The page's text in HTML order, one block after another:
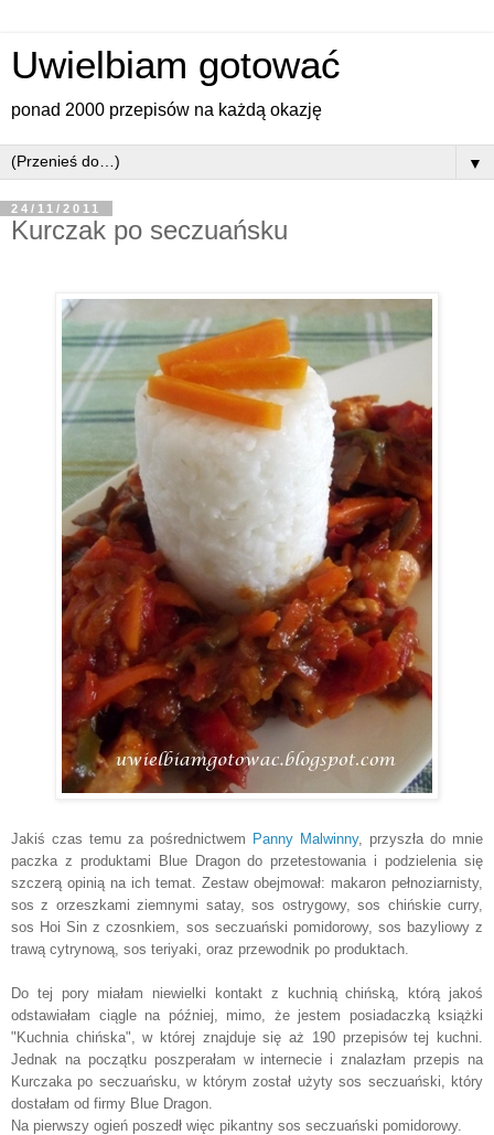
Uwielbiam gotować
ponad 2000 przepisów na każdą okazję
▼
24/11/2011
Kurczak po seczuańsku
Jakiś czas temu za pośrednictwem Panny Malwinny, przyszła do mnie
paczka z produktami Blue Dragon do przetestowania i podzielenia się
szczerą opinią na ich temat. Zestaw obejmował: makaron pełnoziarnisty,
sos z orzeszkami ziemnymi satay, sos ostrygowy, sos chińskie curry,
sos Hoi Sin z czosnkiem, sos seczuański pomidorowy, sos bazyliowy z
trawą cytrynową, sos teriyaki, oraz przewodnik po produktach.
Do tej pory miałam niewielki kontakt z kuchnią chińską, którą jakoś
odstawiałam ciągle na później, mimo, że jestem posiadaczką książki
"Kuchnia chińska", w której znajduje się aż 190 przepisów tej kuchni.
Jednak na początku poszperałam w internecie i znalazłam przepis na
Kurczaka po seczuańsku, w którym został użyty sos seczuański, który
dostałam od firmy Blue Dragon.
Na pierwszy ogień poszedł więc pikantny sos seczuański pomidorowy.